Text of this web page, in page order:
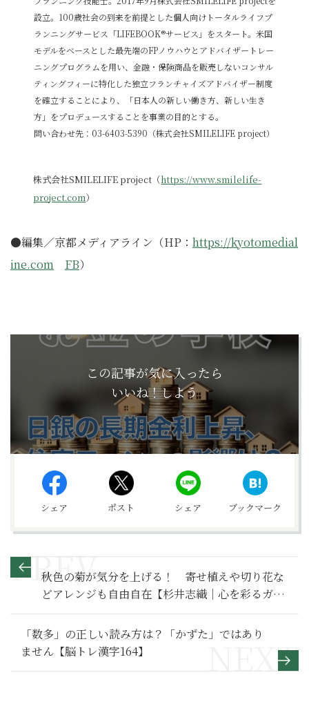
設立。100歳社会の到来を前提とした個人向けトータルライフプ
ランニングサービス「LIFEBOOK®サービス」をスタート。米国
モデルをベースとした最先端のFPノウハウとアドバイザートレー
ニングプログラムを用い、金融・保険商品を販売しないコンサル
ティングフィーに特化した独立フランチャイズアドバイザー制度
を確立することにより、「日本人の新しい働き方、新しい生き
方」をプロデュースすることを事業の目的とする。
問い合わせ先：03-6403-5390（株式会社SMILELIFE project）
株式会社SMILELIFE project（https://www.smilelife-
project.com）
●編集／京都メディアライン（HP： https://kyotomedial
ine.com
FB）
この記事が気に入ったら
いいね！しよう
シェア ポスト シェア ブックマーク
秋色の菊が気分を上げる！ 寄せ植えや切り花な
どアレンジも自由自在【杉井志織｜心を彩るガー
デニング】
「数多」の正しい読み方は？「かずた」ではあり
ません【脳トレ漢字164】